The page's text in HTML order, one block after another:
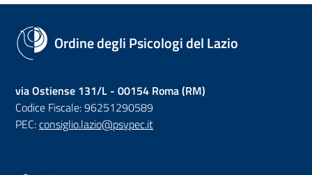
Ordine degli Psicologi del Lazio
via Ostiense 131/L - 00154 Roma (RM)
Codice Fiscale: 96251290589
PEC:consiglio.lazio@psypec.it